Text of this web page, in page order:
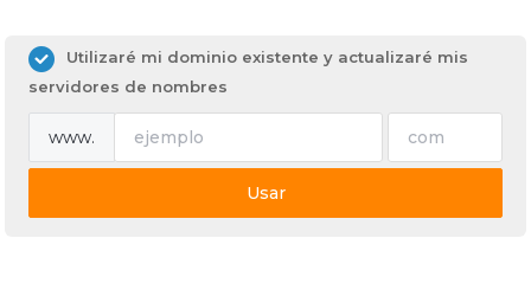
Utilizaré mi dominio existente y actualizaré mis
servidores de nombres
www.
Usar